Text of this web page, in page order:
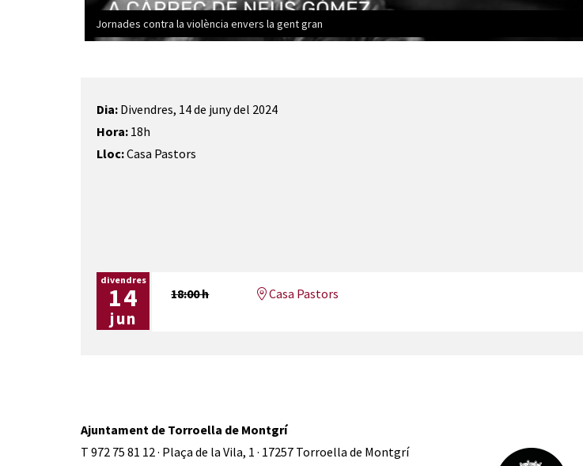
Jornades contra la violència envers la gent gran
Dia: Divendres, 14 de juny del 2024
Hora: 18h
Lloc:Casa Pastors
divendres
14
jun
18:00 h Casa Pastors
Ajuntament de Torroella de Montgrí
T 972 75 81 12 · Plaça de la Vila, 1 · 17257 Torroella de Montgrí